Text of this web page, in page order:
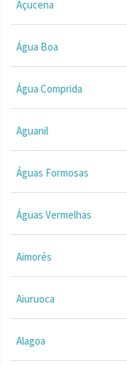
Açucena
Água Boa
Água Comprida
Aguanil
Águas Formosas
Águas Vermelhas
Aimorés
Aiuruoca
Alagoa